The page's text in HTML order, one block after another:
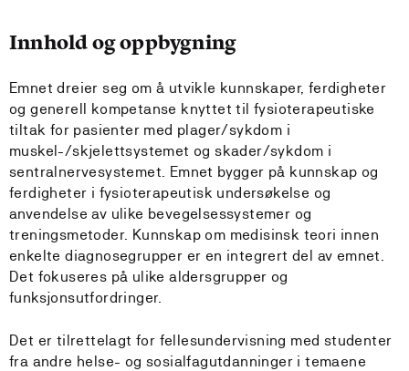
Innhold og oppbygning
Emnet dreier seg om å utvikle kunnskaper, ferdigheter
og generell kompetanse knyttet til fysioterapeutiske
tiltak for pasienter med plager/sykdom i
muskel-/skjelettsystemet og skader/sykdom i
sentralnervesystemet. Emnet bygger på kunnskap og
ferdigheter i fysioterapeutisk undersøkelse og
anvendelse av ulike bevegelsessystemer og
treningsmetoder. Kunnskap om medisinsk teori innen
enkelte diagnosegrupper er en integrert del av emnet.
Det fokuseres på ulike aldersgrupper og
funksjonsutfordringer.
Det er tilrettelagt for fellesundervisning med studenter
fra andre helse- og sosialfagutdanninger i temaene